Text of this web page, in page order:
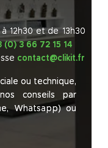
12h30 et de 13h30
(0) 3 66 72 15 14
contact@clikit.fr
ou technique,
conseils par
Whatsapp) ou